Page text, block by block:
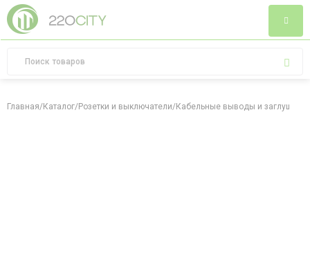
Главная/Каталог/Розетки и выключатели/Кабельные выводы и заглушки